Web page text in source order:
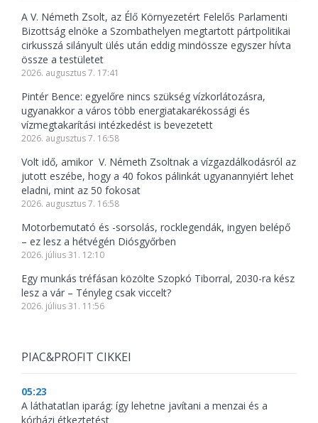
A V. Németh Zsolt, az Élő Környezetért Felelős Parlamenti
Bizottság elnöke a Szombathelyen megtartott pártpolitikai
cirkusszá silányult ülés után eddig mindössze egyszer hívta
össze a testületet
2026. augusztus 7. 17:41
Pintér Bence: egyelőre nincs szükség vízkorlátozásra,
ugyanakkor a város több energiatakarékossági és
vízmegtakarítási intézkedést is bevezetett
2026. augusztus 7. 16:58
Volt idő, amikor V. Németh Zsoltnak a vízgazdálkodásról az
jutott eszébe, hogy a 40 fokos pálinkát ugyanannyiért lehet
eladni, mint az 50 fokosat
2026. augusztus 7. 16:58
Motorbemutató és -sorsolás, rocklegendák, ingyen belépő
– ez lesz a hétvégén Diósgyőrben
2026. július 31. 12:10
Egy munkás tréfásan közölte Szopkó Tiborral, 2030-ra kész
lesz a vár – Tényleg csak viccelt?
2026. július 31. 11:56
PIAC&PROFIT CIKKEI
05:23
A láthatatlan iparág: így lehetne javítani a menzai és a
kórházi étkeztetést